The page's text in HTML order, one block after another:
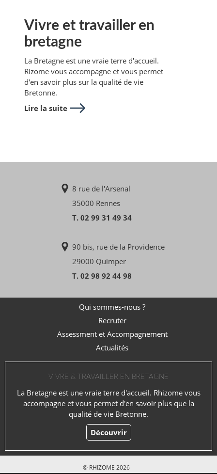
Vivre et travailler en
bretagne
La Bretagne est une vraie terre d'accueil.
Rizome vous accompagne et vous permet
d'en savoir plus sur la qualité de vie
Bretonne.
Lire la suite
8 rue de l'Arsenal
35000 Rennes
T. 02 99 31 49 34
90 bis, rue de la Providence
29000 Quimper
T. 02 98 92 44 98
Qui sommes-nous ?
Recruter
Assessment et Accompagnement
Actualités
VIVRE & TRAVAILLER EN BRETAGNE
La Bretagne est une vraie terre d'accueil. Rhizome vous
accompagne et vous permet d'en savoir plus que la
qualité de vie Bretonne.
Découvrir
© RHIZOME 2026